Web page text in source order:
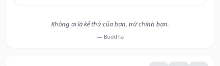
Không ai là kẻ thù của bạn, trừ chính bạn.
— Buddha